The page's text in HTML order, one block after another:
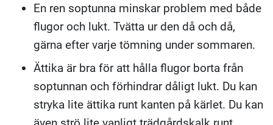
En ren soptunna minskar problem med både
flugor och lukt. Tvätta ur den då och då,
gärna efter varje tömning under sommaren.
Ättika är bra för att hålla flugor borta från
soptunnan och förhindrar dåligt lukt. Du kan
stryka lite ättika runt kanten på kärlet. Du kan